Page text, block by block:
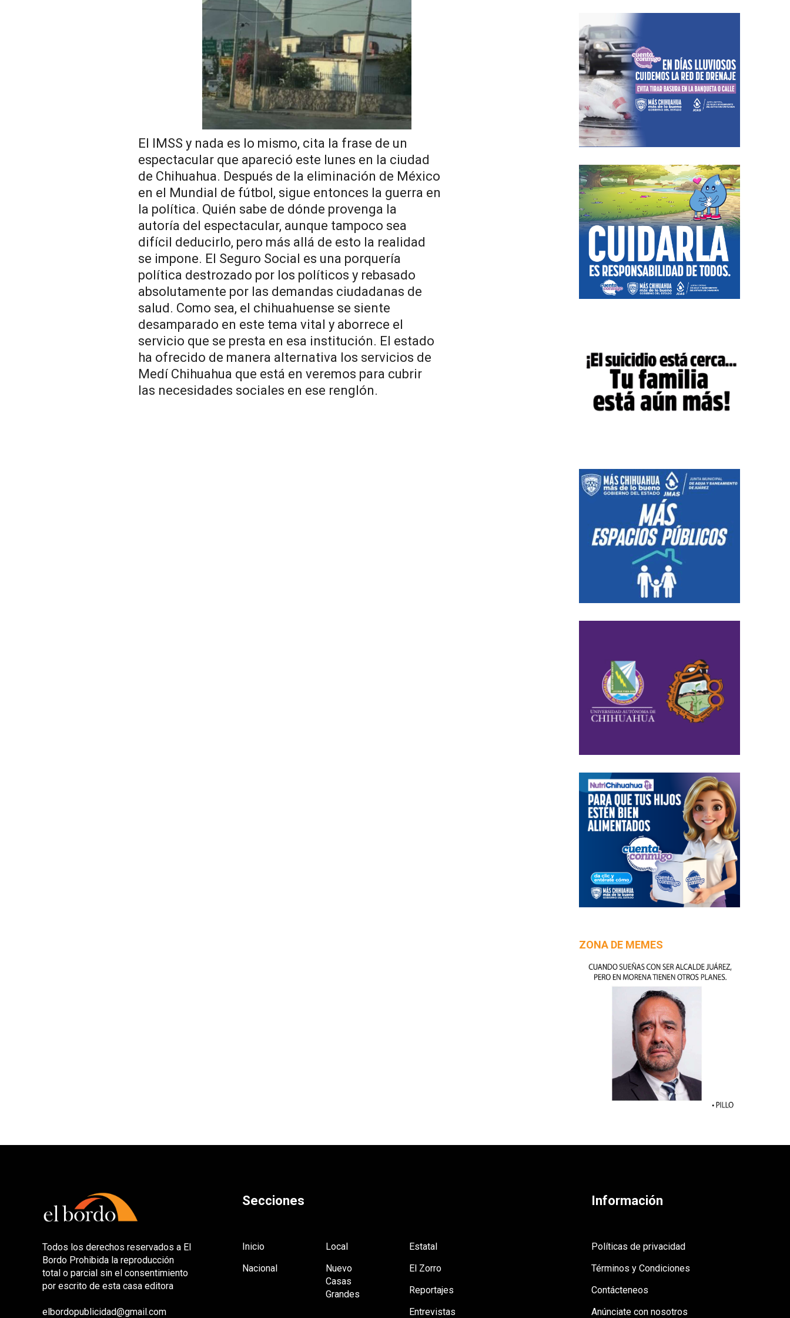
El IMSS y nada es lo mismo, cita la frase de un
espectacular que apareció este lunes en la ciudad
de Chihuahua. Después de la eliminación de México
en el Mundial de fútbol, sigue entonces la guerra en
la política. Quién sabe de dónde provenga la
autoría del espectacular, aunque tampoco sea
difícil deducirlo, pero más allá de esto la realidad
se impone. El Seguro Social es una porquería
política destrozado por los políticos y rebasado
absolutamente por las demandas ciudadanas de
salud. Como sea, el chihuahuense se siente
desamparado en este tema vital y aborrece el
servicio que se presta en esa institución. El estado
ha ofrecido de manera alternativa los servicios de
Medí Chihuahua que está en veremos para cubrir
las necesidades sociales en ese renglón.
ZONA DE MEMES
Todos los derechos reservados a El
Bordo Prohibida la reproducción
total o parcial sin el consentimiento
por escrito de esta casa editora
elbordopublicidad@gmail.com
Secciones
Inicio Local
Estatal
Nacional
Nuevo
Casas
Grandes
El Zorro
Reportajes
Entrevistas
Información
Políticas de privacidad
Términos y Condiciones
Contácteneos
Anúnciate con nosotros